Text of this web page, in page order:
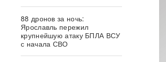
88 дронов за ночь:
Ярославль пережил
крупнейшую атаку БПЛА ВСУ
с начала СВО